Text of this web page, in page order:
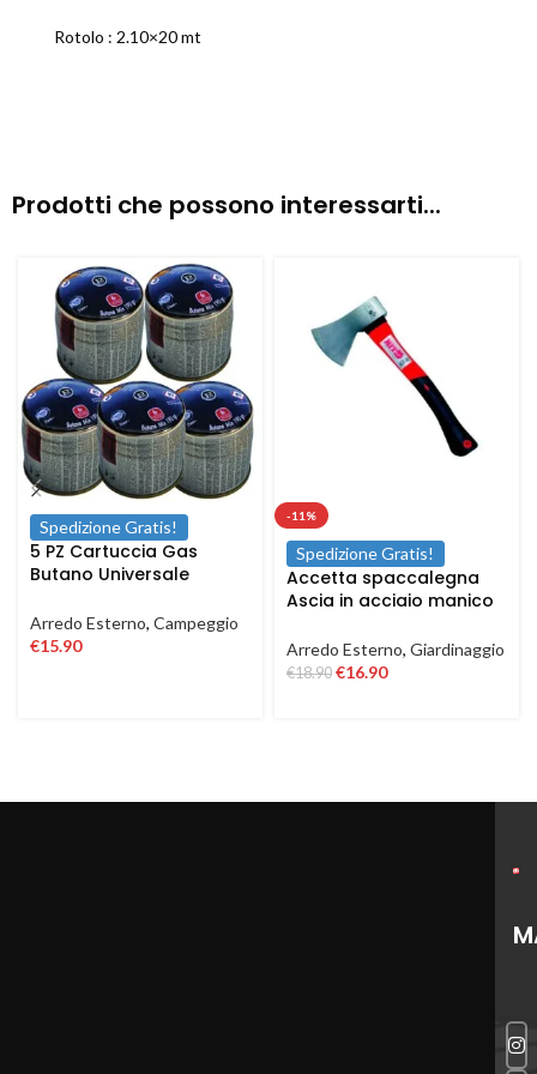
Rotolo : 2.10×20 mt
Prodotti che possono interessarti...
Spedizione Gratis!
5 PZ Cartuccia Gas
Butano Universale
campeggio 190 gr
Arredo Esterno, Campeggio
€15.90
-11%
Spedizione Gratis!
Accetta spaccalegna
Ascia in acciaio manico
600 1500 gr
Arredo Esterno, Giardinaggio
€18.90 €16.90